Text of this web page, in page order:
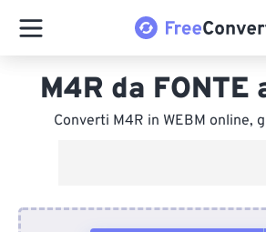
M4R da FONTE
Converti M4R in WEBM online,